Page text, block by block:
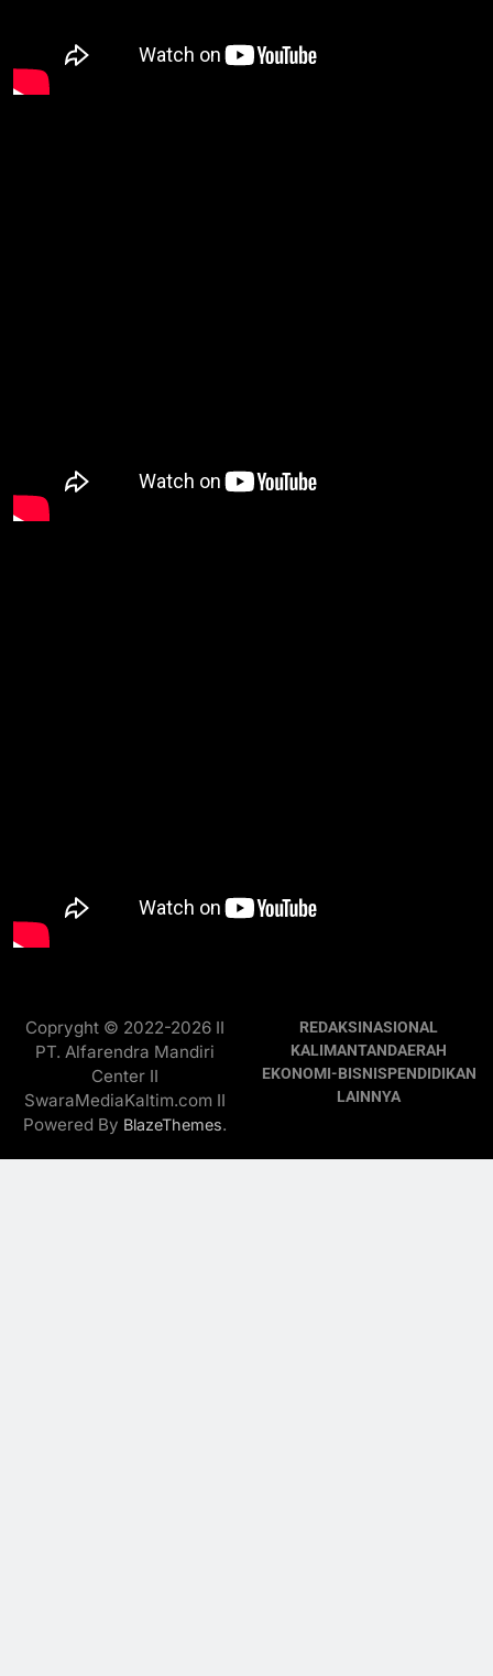
Copryght © 2022-2026 II
PT. Alfarendra Mandiri
Center II
SwaraMediaKaltim.com II
Powered By BlazeThemes.
REDAKSINASIONAL
KALIMANTANDAERAH
EKONOMI-BISNISPENDIDIKAN
LAINNYA